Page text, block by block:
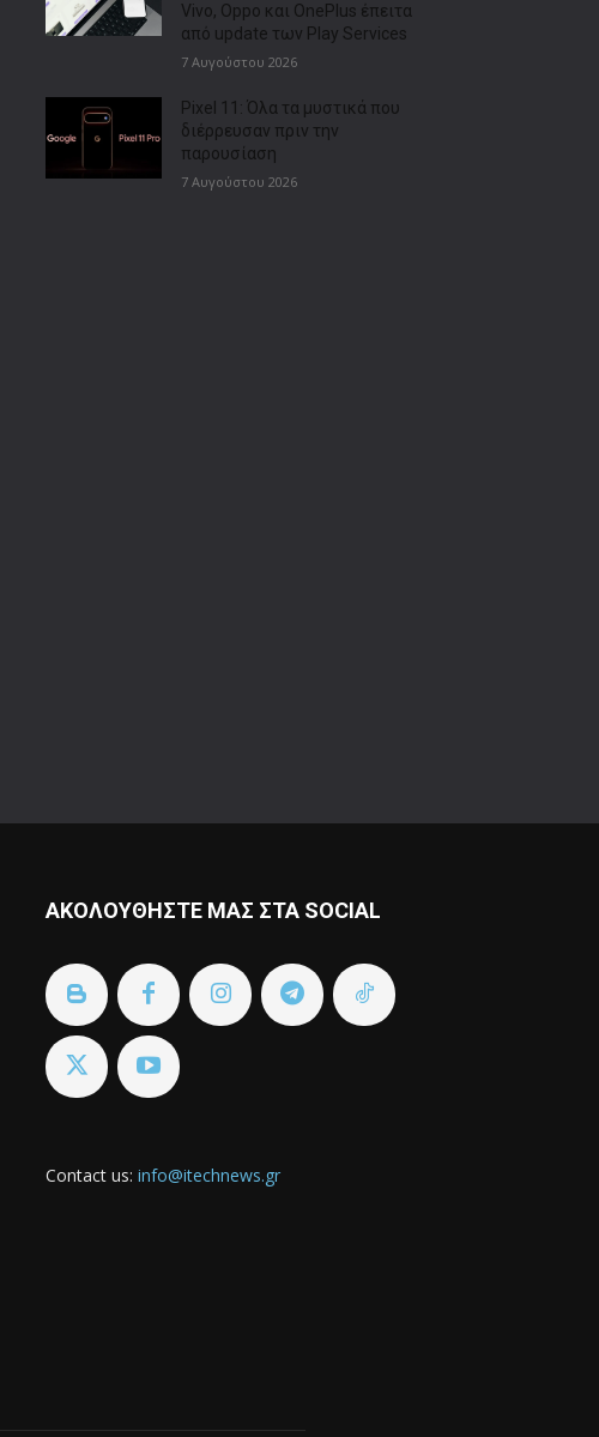
Vivo, Oppo και OnePlus έπειτα
από update των Play Services
7 Αυγούστου 2026
Pixel 11: Όλα τα μυστικά που
διέρρευσαν πριν την
παρουσίαση
7 Αυγούστου 2026
ΑΚΟΛΟΥΘΗΣΤΕ ΜΑΣ ΣΤΑ SOCIAL
Contact us: info@itechnews.gr